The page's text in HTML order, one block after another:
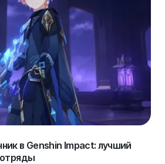
в Genshin Impact: лучший